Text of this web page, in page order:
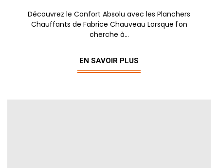
Découvrez le Confort Absolu avec les Planchers
Chauffants de Fabrice Chauveau Lorsque l'on
cherche à...
EN SAVOIR PLUS